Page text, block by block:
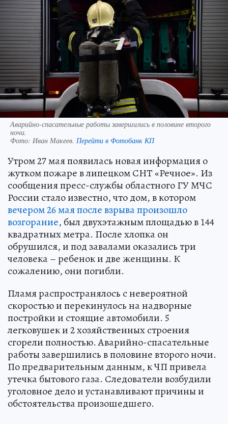
Аварийно-спасательные работы завершились в половине второго
ночи.
Фото: Иван Макеев. Перейти в Фотобанк КП
Утром 27 мая появилась новая информация о
жутком пожаре в липецком СНТ «Речное». Из
сообщения пресс-службы областного ГУ МЧС
России стало известно, что дом, в котором
вечером 26 мая после взрыва произошло
возгорание, был двухэтажным площадью в 144
квадратных метра. После хлопка он
обрушился, и под завалами оказались три
человека – ребенок и две женщины. К
сожалению, они погибли.
Пламя распространялось с невероятной
скоростью и перекинулось на надворные
постройки и стоящие автомобили. 5
легковушек и 2 хозяйственных строения
сгорели полностью. Аварийно-спасательные
работы завершились в половине второго ночи.
По предварительным данным, к ЧП привела
утечка бытового газа. Следователи возбудили
уголовное дело и устанавливают причины и
обстоятельства произошедшего.